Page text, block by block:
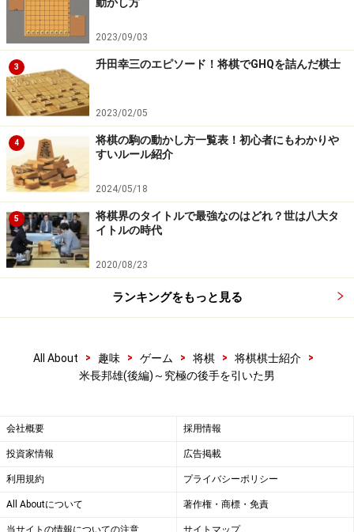
問題で揺れる他の競技より将棋界を優位に置いた。
米長の鬼気迫る挑発は棋士を至上とするための解答だっ
たのだ。だとすれば、米長は人生最後にして最強の敵と
して現れたソフトに関して主張せねばならぬことがあっ
たはずだ。
そう、「ソフトより棋士が上である」と。さて、ここか
らはガイドなりの「米長」解釈である。
最後の戦略
ソフトからの挑戦にケリをつけておかねば、俺は死ねな
か。なあんだ、プロでもソフトには勝てないのか。ま
あ、これで世間が終わってくれればまだ良い。だが、そ
ば、各種棋戦の解説。プロ棋士よりもソフトにお伺いを
立てた方が良策だと思うかもしれない。また、アマチュ
アが、プロ棋士の指導よりもソフトと稽古した方が効率
がよいと判断するかも知れない。ソフトへの敗戦はプロ
棋士の存在意義にかかわる大問題に発展しかねないの
動かし方
2023/09/03
3 升田幸三のエピソード！将棋でGHQを詰んだ棋士
2023/02/05
4
将棋の駒の動かし方一覧表！初心者にもわかりや
すいルール紹介
2024/05/18
5
将棋界のタイトルで最強なのはどれ？世は八大タ
イトルの時代
2020/08/23
ランキングをもっと見る
All About > 趣味 > ゲーム > 将棋 > 将棋棋士紹介
>
米長邦雄(後編)～究極の後手を引いた男
会社概要 採用情報
投資家情報 広告掲載
利用規約 プライバシーポリシー
All Aboutについて 著作権・商標・免責